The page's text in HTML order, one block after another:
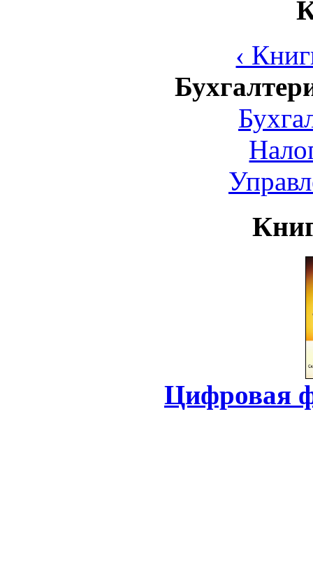
‹
Цифровая